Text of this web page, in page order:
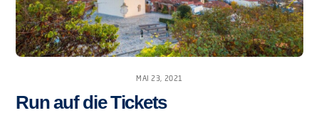
MAI 23, 2021
Run auf die Tickets